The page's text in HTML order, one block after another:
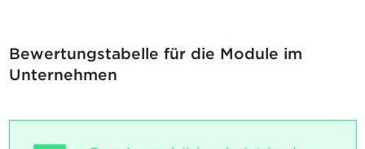
Bewertungstabelle für die Module im
Unternehmen